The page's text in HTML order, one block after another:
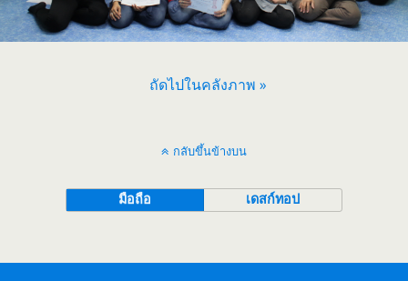
ถัดไปในคลังภาพ »
กลับขึ้นข้างบน
มือถือ เดสก์ทอป